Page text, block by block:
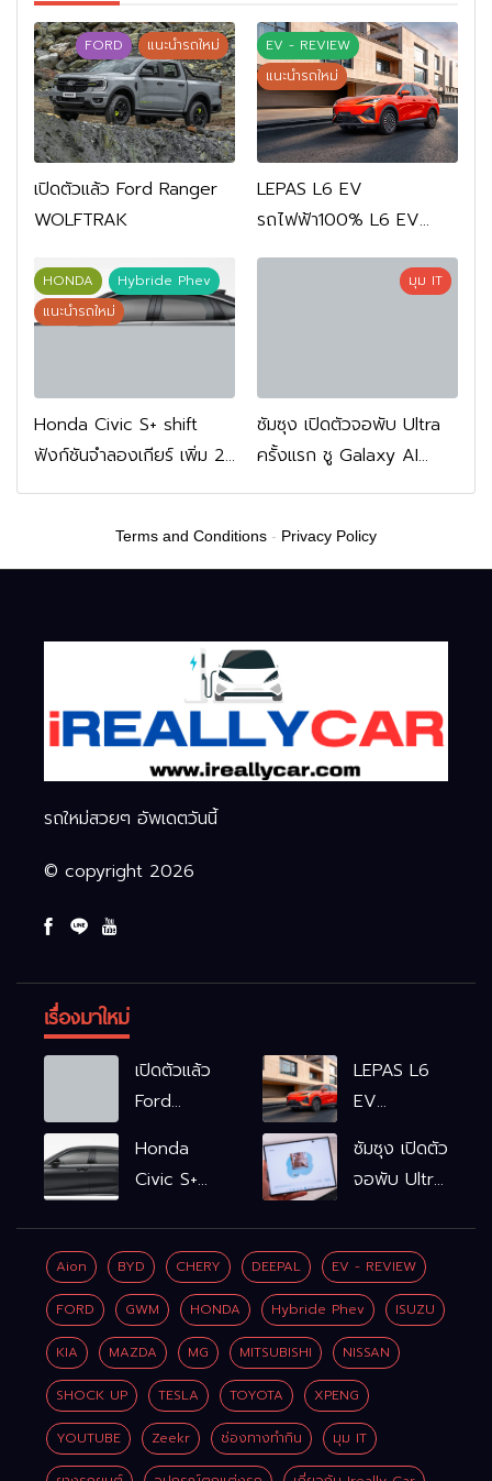
FORD แนะนำรถใหม่
เปิดตัวแล้ว Ford Ranger
WOLFTRAK
EV - REVIEW
แนะนำรถใหม่
LEPAS L6 EV
รถไฟฟ้า100% L6 EV
Comfort FWD 769,900
บาท L6 EV Premium
HONDA
Hybride Phev
แนะนำรถใหม่
Honda Civic S+ shift
ฟังก์ชันจำลองเกียร์ เพิ่ม 2
หมื่นบาท
มุม IT
ซัมซุง เปิดตัวจอพับ Ultra
ครั้งแรก ชู Galaxy AI
เชื่อมมือถือ-นาฬิกา-แว่น
Terms and Conditions - Privacy Policy
รถใหม่สวยๆ อัพเดตวันนี้
© copyright 2026
เรื่องมาใหม่
เปิดตัวแล้ว
Ford
WOLFTRAK
LEPAS L6
EV
L6 EV
Comfort
FWD
769,900
บาท L6 EV
Premium
FWD
799,900
บาท
Honda
Civic S+
จำลองเกียร์
เพิ่ม 2 หมื่น
บาท
ซัมซุง เปิดตัว
จอพับ Ultra
เชื่อมมือถือ-
นาฬิกา-แว่น
อัจฉริยะ
Aion BYD CHERY DEEPAL EV - REVIEW
FORD GWM HONDA Hybride Phev ISUZU
KIA MAZDA MG MITSUBISHI NISSAN
SHOCK UP TESLA TOYOTA XPENG
YOUTUBE Zeekr ช่องทางทำกิน มุม IT